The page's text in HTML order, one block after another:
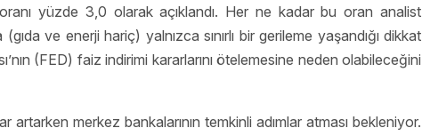
yüzde 3,0 olarak açıklandı. Her ne kadar bu oran analist
ve enerji hariç) yalnızca sınırlı bir gerileme yaşandığı dikkat
(FED) faiz indirimi kararlarını ötelemesine neden olabileceğini
artarken merkez bankalarının temkinli adımlar atması bekleniyor.